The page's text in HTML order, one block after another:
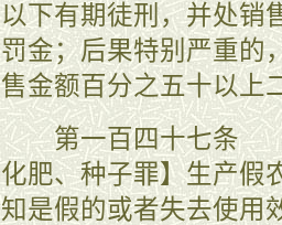
以下有期徒刑，并处销
罚金；后果特别严重的
售金额百分之五十以上
第一百四十七条 【
化肥、种子罪】生产假
知是假的或者失去使用